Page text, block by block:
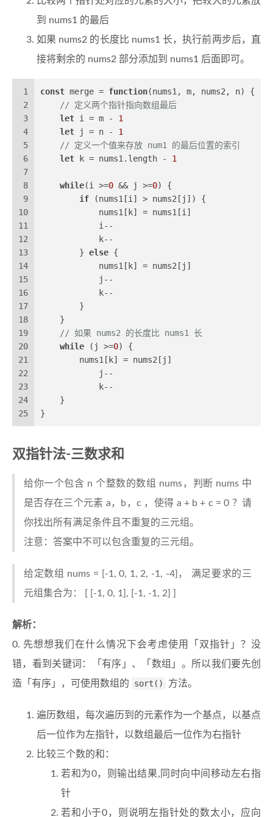
到 nums1 的最后
如果 nums2 的长度比 nums1 长，执行前两步后，直
接将剩余的 nums2 部分添加到 nums1 后面即可。
1
2
3
4
5
6
7
8
9
10
11
12
13
14
15
16
17
18
19
20
21
22
23
24
25
const merge = function(nums1, m, nums2, n) {
// 定义两个指针指向数组最后
let i = m - 1
let j = n - 1
// 定义一个值来存放 num1 的最后位置的索引
let k = nums1. length - 1
while(i >=0 && j >=0) {
if (nums1[i] > nums2[j]) {
            nums1[k] = nums1[i]
            i--
            k--
        }
else {
            nums1[k] = nums2[j]
            j--
            k--
        }
    }
// 如果 nums2 的长度比 nums1 长
while (j >=0) {
        nums1[k] = nums2[j]
            j--
            k--
    }
}
双指针法-三数求和
给你一个包含 n 个整数的数组 nums，判断 nums 中
是否存在三个元素 a，b，c ，使得 a + b + c = 0 ？请
你找出所有满足条件且不重复的三元组。
注意：答案中不可以包含重复的三元组。
给定数组 nums = [-1, 0, 1, 2, -1, -4]， 满足要求的三
元组集合为： [ [-1, 0, 1], [-1, -1, 2] ]
解析：
0. 先想想我们在什么情况下会考虑使用「双指针」？没
错，看到关键词：「有序」、「数组」。所以我们要先创
造「有序」，可使用数组的
sort() 方法。
遍历数组，每次遍历到的元素作为一个基点，以基点
后一位作为左指针，以数组最后一位作为右指针
比较三个数的和：
若和为0，则输出结果,同时向中间移动左右指
针
若和小于0，则说明左指针处的数太小，应向